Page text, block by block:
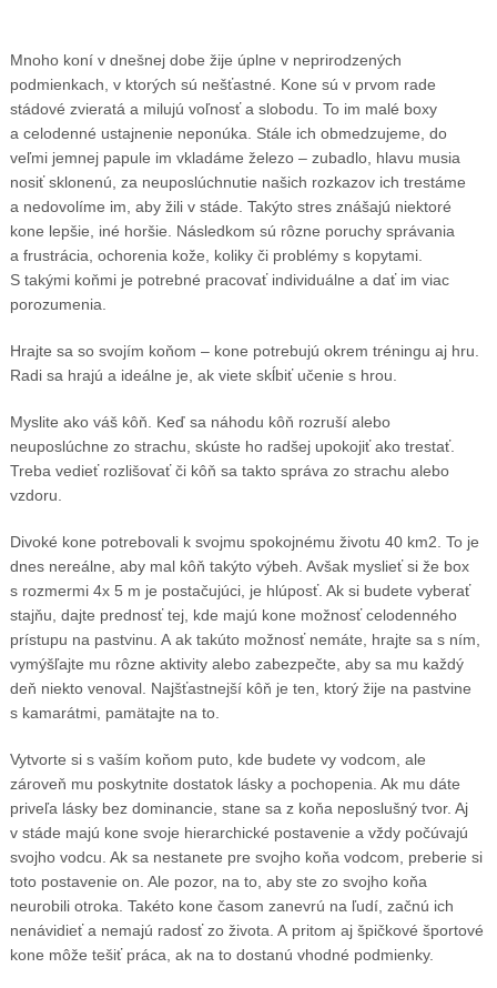
Mnoho koní v dnešnej dobe žije úplne v neprirodzených
podmienkach, v ktorých sú nešťastné. Kone sú v prvom rade
stádové zvieratá a milujú voľnosť a slobodu. To im malé boxy
a celodenné ustajnenie neponúka. Stále ich obmedzujeme, do
veľmi jemnej papule im vkladáme železo – zubadlo, hlavu musia
nosiť sklonenú, za neuposlúchnutie našich rozkazov ich trestáme
a nedovolíme im, aby žili v stáde. Takýto stres znášajú niektoré
kone lepšie, iné horšie. Následkom sú rôzne poruchy správania
a frustrácia, ochorenia kože, koliky či problémy s kopytami.
S takými koňmi je potrebné pracovať individuálne a dať im viac
porozumenia.
Hrajte sa so svojím koňom – kone potrebujú okrem tréningu aj hru.
Radi sa hrajú a ideálne je, ak viete skĺbiť učenie s hrou.
Myslite ako váš kôň. Keď sa náhodu kôň rozruší alebo
neuposlúchne zo strachu, skúste ho radšej upokojiť ako trestať.
Treba vedieť rozlišovať či kôň sa takto správa zo strachu alebo
vzdoru.
Divoké kone potrebovali k svojmu spokojnému životu 40 km2 . To je
dnes nereálne, aby mal kôň takýto výbeh. Avšak myslieť si že box
s rozmermi 4x 5 m je postačujúci, je hlúposť. Ak si budete vyberať
stajňu, dajte prednosť tej, kde majú kone možnosť celodenného
prístupu na pastvinu. A ak takúto možnosť nemáte, hrajte sa s ním,
vymýšľajte mu rôzne aktivity alebo zabezpečte, aby sa mu každý
deň niekto venoval. Najšťastnejší kôň je ten, ktorý žije na pastvine
s kamarátmi, pamätajte na to.
Vytvorte si s vaším koňom puto, kde budete vy vodcom, ale
zároveň mu poskytnite dostatok lásky a pochopenia. Ak mu dáte
priveľa lásky bez dominancie, stane sa z koňa neposlušný tvor. Aj
v stáde majú kone svoje hierarchické postavenie a vždy počúvajú
svojho vodcu. Ak sa nestanete pre svojho koňa vodcom, preberie si
toto postavenie on. Ale pozor, na to, aby ste zo svojho koňa
neurobili otroka. Takéto kone časom zanevrú na ľudí, začnú ich
nenávidieť a nemajú radosť zo života. A pritom aj špičkové športové
kone môže tešiť práca, ak na to dostanú vhodné podmienky.